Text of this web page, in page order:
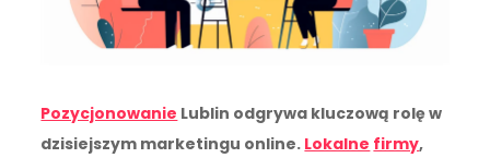
Pozycjonowanie Lublin odgrywa kluczową rolę w
dzisiejszym marketingu online. Lokalne firmy,